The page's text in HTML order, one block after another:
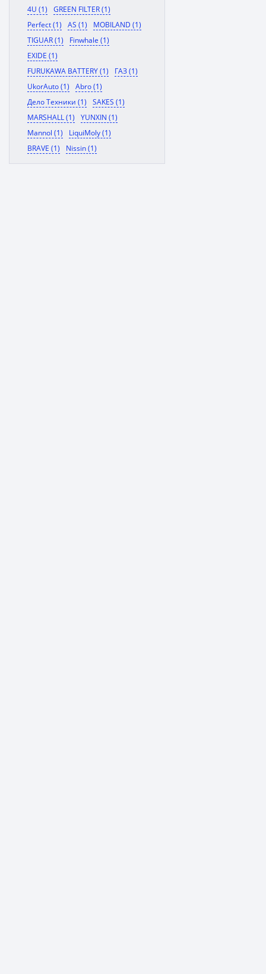
4U (1)
GREEN FILTER (1)
Perfect (1)
AS (1)
MOBILAND (1)
TIGUAR (1)
Finwhale (1)
EXIDE (1)
FURUKAWA BATTERY (1)
ГАЗ (1)
UkorAuto (1)
Abro (1)
Дело Техники (1)
SAKES (1)
MARSHALL (1)
YUNXIN (1)
Mannol (1)
LiquiMoly (1)
BRAVE (1)
Nissin (1)